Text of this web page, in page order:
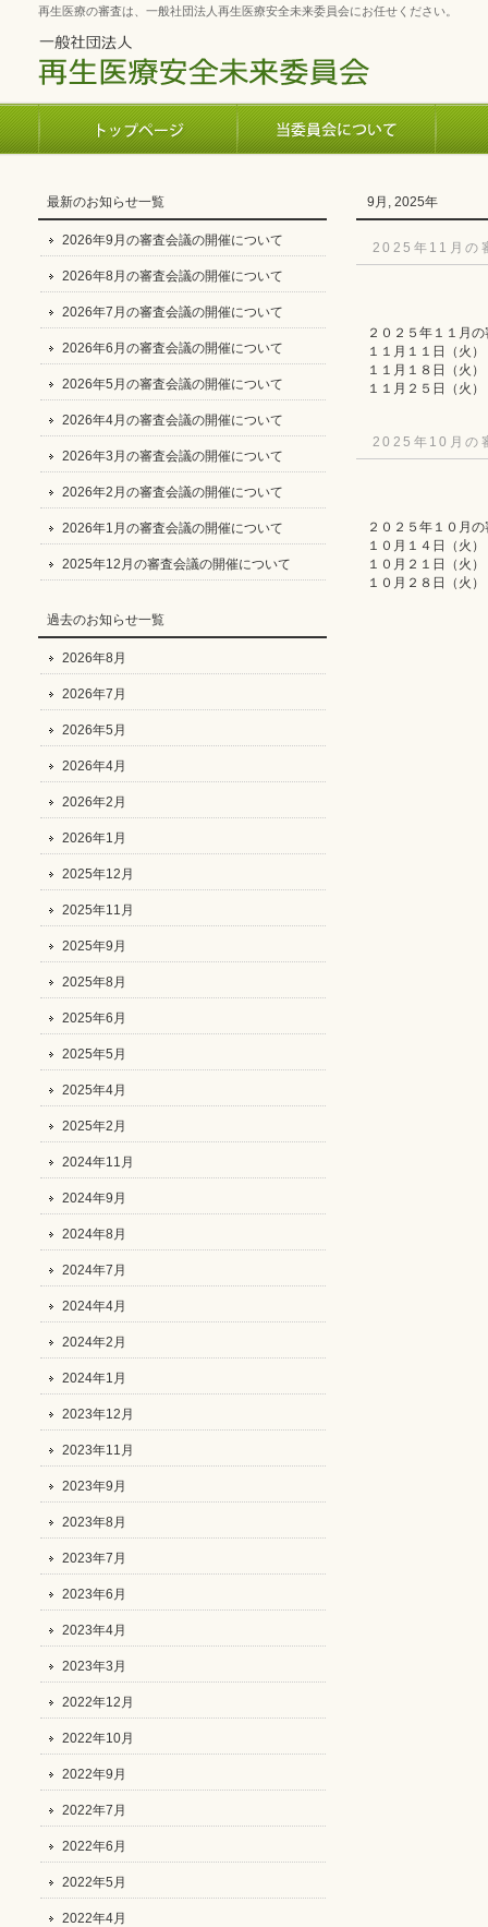
再生医療の審査は、一般社団法人再生医療安全未来委員会にお任せください。
9月, 2025年
2025年11月の
２０２５年１１月
１１月１１日（火）
１１月１８日（火）
１１月２５日（火）
2025年10月の
２０２５年１０月
１０月１４日（火）
１０月２１日（火）
１０月２８日（火）
最新のお知らせ一覧
2026年9月の審査会議の開催について
2026年8月の審査会議の開催について
2026年7月の審査会議の開催について
2026年6月の審査会議の開催について
2026年5月の審査会議の開催について
2026年4月の審査会議の開催について
2026年3月の審査会議の開催について
2026年2月の審査会議の開催について
2026年1月の審査会議の開催について
2025年12月の審査会議の開催について
過去のお知らせ一覧
2026年8月
2026年7月
2026年5月
2026年4月
2026年2月
2026年1月
2025年12月
2025年11月
2025年9月
2025年8月
2025年6月
2025年5月
2025年4月
2025年2月
2024年11月
2024年9月
2024年8月
2024年7月
2024年4月
2024年2月
2024年1月
2023年12月
2023年11月
2023年9月
2023年8月
2023年7月
2023年6月
2023年4月
2023年3月
2022年12月
2022年10月
2022年9月
2022年7月
2022年6月
2022年5月
2022年4月